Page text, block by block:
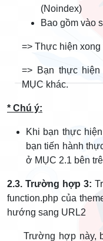
(Noindex)
Bao gồm vào
=> Thực hiện
=> Bạn thực
MỤC khác.
* Chú ý:
Khi bạn thực
bạn tiến hành
ở MỤC 2.1 bên
2.3. Trường hợp 3:
function.php của
hướng sang URL2
Trường hợp này,